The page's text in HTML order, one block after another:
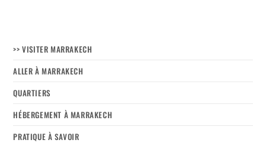
>> VISITER MARRAKECH
ALLER À MARRAKECH
QUARTIERS
HÉBERGEMENT À MARRAKECH
PRATIQUE À SAVOIR